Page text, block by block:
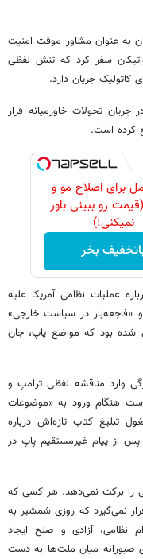
به عنوان مشاور موقت امنیت
سفر کرد که تنش لفظی
کاتولیک جریان دارد.
جریان تحولات خاورمیانه قرار
کرده است.
برای اصلاح مو و
رو ببینی باور
نمیکنی!)
بخر
عملیات نظامی آمریکا علیه
و «فاجعه‌بار در سیاست خارجی»
شده بود که مواضع پاپ، جان
وارد مناقشه لفظی ترامپ و
هنگام ورود به «موضوعات
تبلیغ کتاب تازه‌اش درباره
از پیام غیرمستقیم پاپ در
را برکت نمی‌دهد. هر کسی که
نمی‌گیرد که روزی شمشیر به
نظامی، آزادی و صلح ایجاد
صبورانه میان ملت‌ها به دست